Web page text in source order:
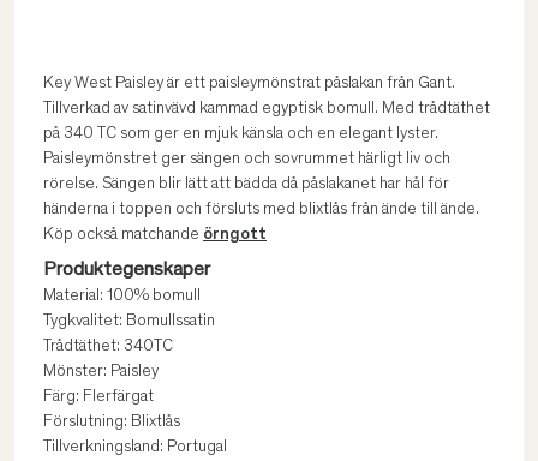
Key West Paisley är ett paisleymönstrat påslakan från Gant.
Tillverkad av satinvävd kammad egyptisk bomull. Med trådtäthet
på 340 TC som ger en mjuk känsla och en elegant lyster.
Paisleymönstret ger sängen och sovrummet härligt liv och
rörelse. Sängen blir lätt att bädda då påslakanet har hål för
händerna i toppen och försluts med blixtlås från ände till ände.
Köp också matchande örngott
Produktegenskaper
Material: 100% bomull
Tygkvalitet: Bomullssatin
Trådtäthet: 340TC
Mönster: Paisley
Färg: Flerfärgat
Förslutning: Blixtlås
Tillverkningsland: Portugal